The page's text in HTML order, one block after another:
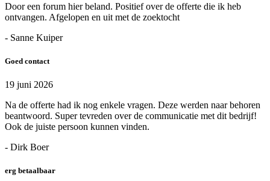
Door een forum hier beland. Positief over de offerte die ik heb
ontvangen. Afgelopen en uit met de zoektocht
- Sanne Kuiper
Goed contact
19 juni 2026
Na de offerte had ik nog enkele vragen. Deze werden naar behoren
beantwoord. Super tevreden over de communicatie met dit bedrijf!
Ook de juiste persoon kunnen vinden.
- Dirk Boer
erg betaalbaar